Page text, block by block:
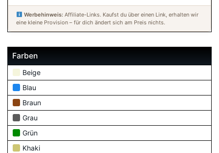
Werbehinweis:Affiliate-Links. Kaufst du über einen Link, erhalten wir
eine kleine Provision – für dich ändert sich am Preis nichts.
Farben
Beige
Blau
Braun
Grau
Grün
Khaki